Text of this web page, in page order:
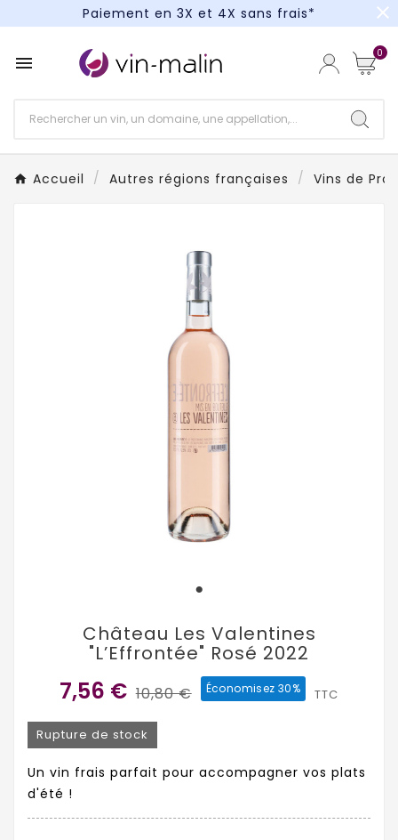
Paiement en 3X et 4X sans frais*
Paiement en 3X et 4X sans frais*
close
 0
Accueil Autres régions françaises Vins de
Château Les Valentines
"L’Effrontée" Rosé 2022
7,56 € 10,80 € Économisez 30% TTC
Rupture de stock
Un vin frais parfait pour accompagner vos plats
d'été !